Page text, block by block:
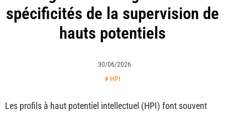
spécificités de la supervision de
hauts potentiels
30/06/2026
# HPI
Les profils à haut potentiel intellectuel (HPI) font souvent